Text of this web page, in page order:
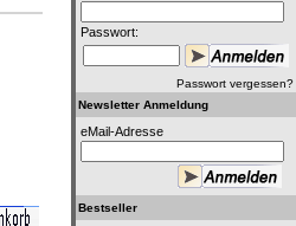
Passwort:
Passwort vergessen?
Newsletter Anmeldung
eMail-Adresse
Bestseller